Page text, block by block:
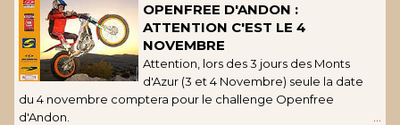
OPENFREE D'ANDON :
ATTENTION C'EST LE 4
NOVEMBRE
Attention, lors des 3 jours des Monts
d'Azur (3 et 4 Novembre) seule la date
du 4 novembre comptera pour le challenge Openfree
d'Andon.